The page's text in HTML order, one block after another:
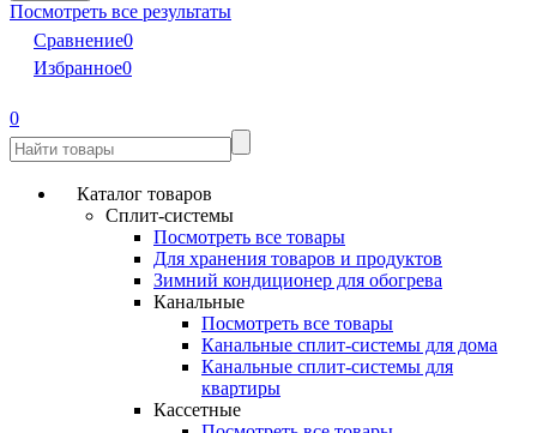
Посмотреть все результаты
Сравнение0
Избранное0
0
Каталог товаров
Сплит-системы
Посмотреть все товары
Для хранения товаров и продуктов
Зимний кондиционер для обогрева
Канальные
Посмотреть все товары
Канальные сплит-системы для дома
Канальные сплит-системы для
квартиры
Кассетные